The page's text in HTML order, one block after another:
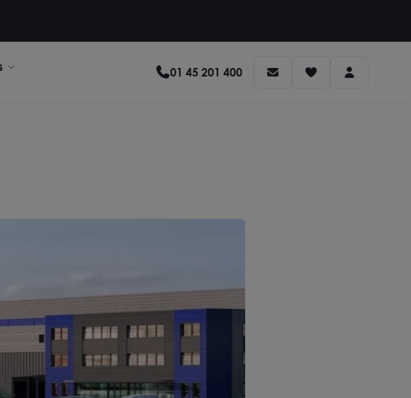
01 45 201 400